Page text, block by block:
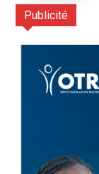
Publicité